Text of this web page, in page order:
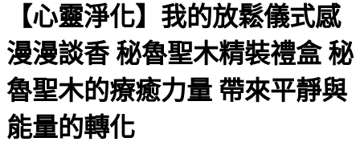
【心靈淨化】我的放鬆儀式感
漫漫談香 秘魯聖木精裝禮盒 秘
魯聖木的療癒力量 帶來平靜與
能量的轉化